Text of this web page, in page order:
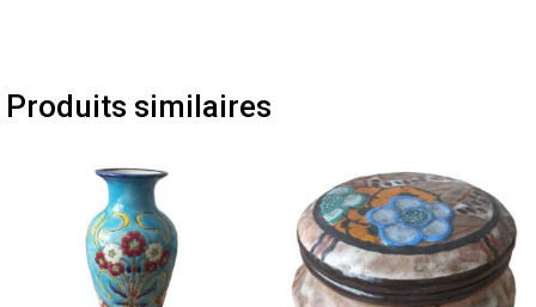
Produits similaires